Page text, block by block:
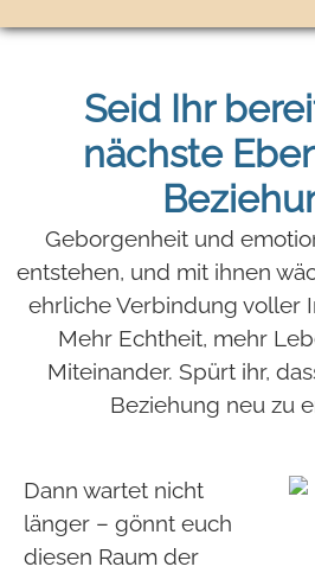
Seid Ihr
nächste
Geborgenheit und
entstehen, und mit ihnen
ehrliche Verbindung voller
Mehr Echtheit, mehr
Miteinander. Spürt ihr,
Beziehung neu zu
Dann wartet nicht
länger – gönnt euch
diesen Raum der